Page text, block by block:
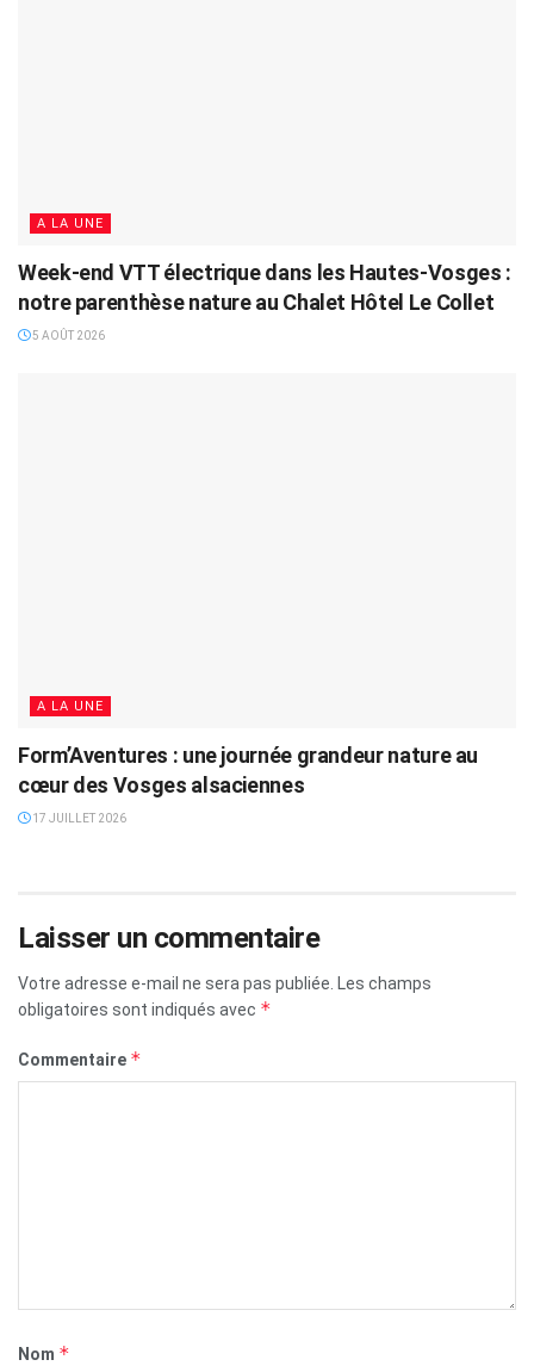
A LA UNE
Week-end VTT électrique dans les Hautes-Vosges :
notre parenthèse nature au Chalet Hôtel Le Collet
5 AOÛT 2026
A LA UNE
Form’Aventures : une journée grandeur nature au
cœur des Vosges alsaciennes
17 JUILLET 2026
Laisser un commentaire
Votre adresse e-mail ne sera pas publiée. Les champs
obligatoires sont indiqués avec *
Commentaire *
Nom *